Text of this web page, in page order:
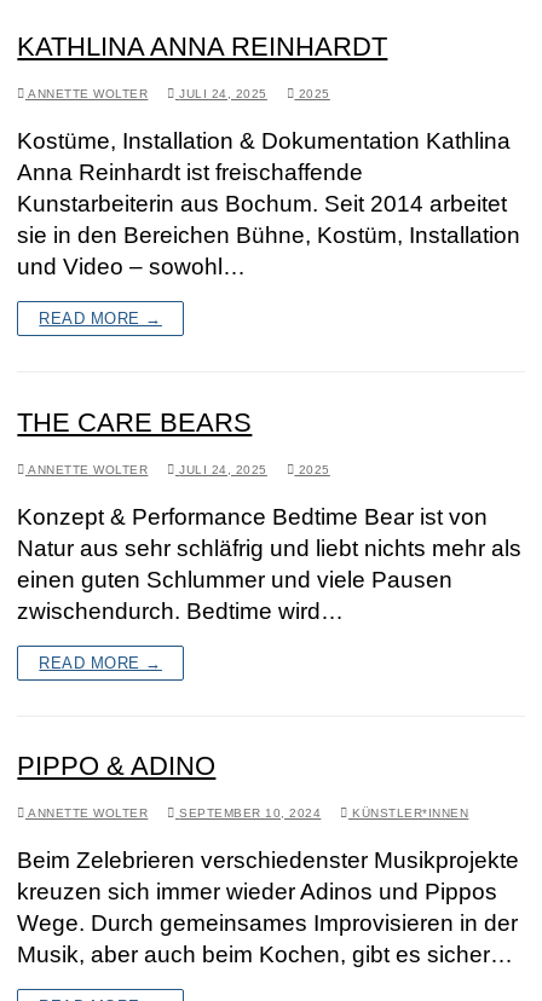
KATHLINA ANNA REINHARDT
ANNETTE WOLTER JULI 24, 2025 2025
Kostüme, Installation & Dokumentation Kathlina
Anna Reinhardt ist freischaffende
Kunstarbeiterin aus Bochum. Seit 2014 arbeitet
sie in den Bereichen Bühne, Kostüm, Installation
und Video – sowohl…
READ MORE →
THE CARE BEARS
ANNETTE WOLTER JULI 24, 2025 2025
Konzept & Performance Bedtime Bear ist von
Natur aus sehr schläfrig und liebt nichts mehr als
einen guten Schlummer und viele Pausen
zwischendurch. Bedtime wird…
READ MORE →
PIPPO & ADINO
ANNETTE WOLTER SEPTEMBER 10, 2024 KÜNSTLER*INNEN
Beim Zelebrieren verschiedenster Musikprojekte
kreuzen sich immer wieder Adinos und Pippos
Wege. Durch gemeinsames Improvisieren in der
Musik, aber auch beim Kochen, gibt es sicher…